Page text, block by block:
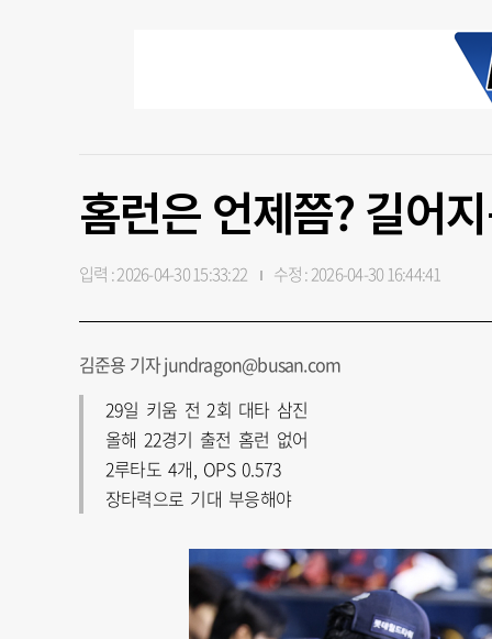
홈런은 언제쯤? 길어
입력 : 2026-04-30 15:33:22 수정 : 2026-04-30 16:44:41
김준용 기자 jundragon@busan.com
29일 키움 전 2회 대타 삼진
올해 22경기 출전 홈런 없어
2루타도 4개, OPS 0.573
장타력으로 기대 부응해야